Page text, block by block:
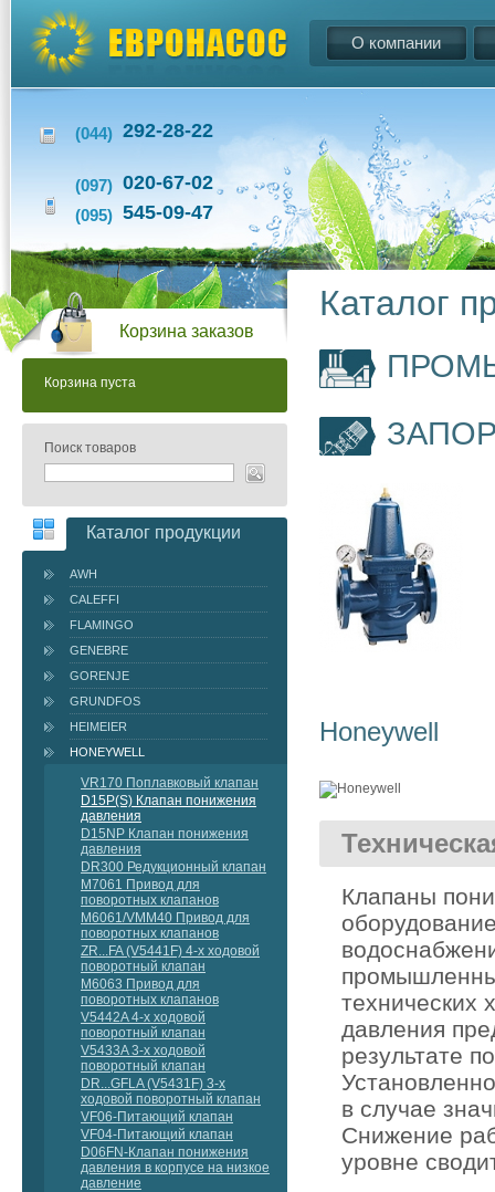
О компании
(044) 292-28-22
(097) 020-67-02
(095) 545-09-47
Корзина заказов
Корзина пуста
Поиск товаров
Каталог продукции
AWH
CALEFFI
FLAMINGO
GENEBRE
GORENJE
GRUNDFOS
HEIMEIER
HONEYWELL
VR170 Поплавковый клапан
D15P(S) Клапан понижения
давления
D15NP Клапан понижения
давления
DR300 Редукционный клапан
M7061 Привод для
поворотных клапанов
M6061/VMM40 Привод для
поворотных клапанов
ZR...FA (V5441F) 4-х ходовой
поворотный клапан
M6063 Привод для
поворотных клапанов
V5442A 4-х ходовой
поворотный клапан
V5433A 3-х ходовой
поворотный клапан
DR...GFLA (V5431F) 3-х
ходовой поворотный клапан
VF06-Питающий клапан
VF04-Питающий клапан
D06FN-Клапан понижения
давления в корпусе на низкое
давление
Каталог
Honeywell
Клапаны
технических
давления
результате
в случае
Снижение
уровне